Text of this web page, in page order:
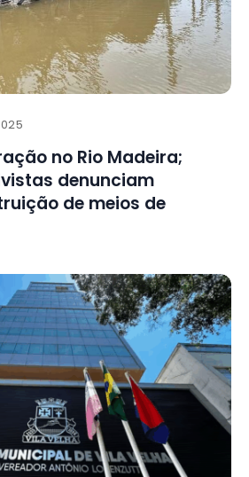
no Rio Madeira;
denunciam
de meios de